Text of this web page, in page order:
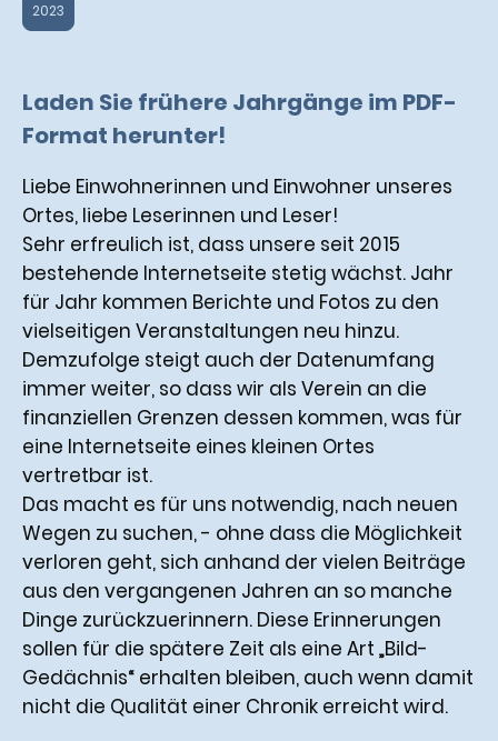
2023
Laden Sie frühere Jahrgänge im PDF-
Format herunter!
Liebe Einwohnerinnen und Einwohner unseres
Ortes, liebe Leserinnen und Leser!
Sehr erfreulich ist, dass unsere seit 2015
bestehende Internetseite stetig wächst. Jahr
für Jahr kommen Berichte und Fotos zu den
vielseitigen Veranstaltungen neu hinzu.
Demzufolge steigt auch der Datenumfang
immer weiter, so dass wir als Verein an die
finanziellen Grenzen dessen kommen, was für
eine Internetseite eines kleinen Ortes
vertretbar ist.
Das macht es für uns notwendig, nach neuen
Wegen zu suchen, - ohne dass die Möglichkeit
verloren geht, sich anhand der vielen Beiträge
aus den vergangenen Jahren an so manche
Dinge zurückzuerinnern. Diese Erinnerungen
sollen für die spätere Zeit als eine Art „Bild-
Gedächnis“ erhalten bleiben, auch wenn damit
nicht die Qualität einer Chronik erreicht wird.